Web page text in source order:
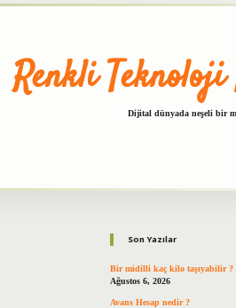
Renkli
Dijital dünyada neşeli bir
Son Yazılar
Bir midilli kaç kilo taşıyabilir ?
Ağustos 6, 2026
Avans Hesap nedir ?